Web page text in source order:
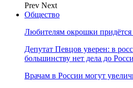
Prev Next
Общество
Любителям окрошки придётся
Депутат Певцов уверен: в
большинству нет дела до
Врачам в России могут